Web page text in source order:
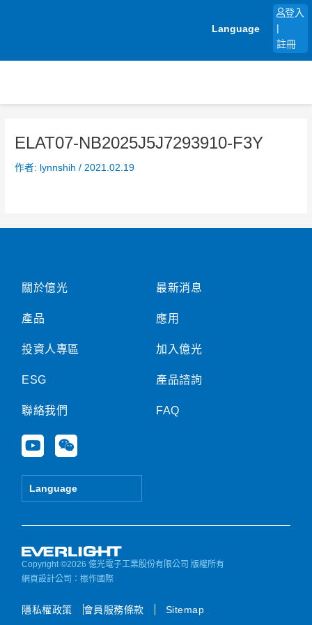
Language
登入
註冊
ELAT07-NB2025J5J7293910-F3Y
作者: lynnshih/ 2021.02.19
關於億光
產品
投資人專區
ESG
聯絡我們
Y
o
u
e
W
e
i
Language
最新消息
應用
加入億光
產品諮詢
FAQ
Copyright ©2026 億光電子工業股份有限公司 版權所有
網頁設計公司 ：振作國際
隱私權政策 會員服務條款 Sitemap